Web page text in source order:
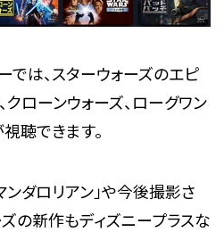
では、スターウォーズのエピ
クローンウォーズ、ローグワン
聴できます。
ンダロリアン」や今後撮影さ
の新作もディズニープラスな